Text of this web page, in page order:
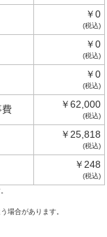
￥0
(税込)
￥0
(税込)
￥0
(税込)
費 ￥62,000
(税込)
￥25,818
(税込)
￥248
(税込)
場合があります。